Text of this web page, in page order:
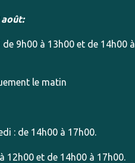
9h00 à 13h00 et de 14h00 à
le matin
: de 14h00 à 17h00.
12h00 et de 14h00 à 17h00.